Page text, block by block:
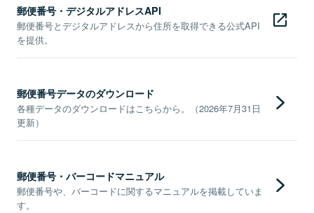
郵便番号・デジタルアドレスAPI
郵便番号とデジタルアドレスから住所を取得できる公式API
を提供。
郵便番号データのダウンロード
各種データのダウンロードはこちらから。（2026年7月31日
更新）
郵便番号・バーコードマニュアル
郵便番号や、バーコードに関するマニュアルを掲載していま
す。